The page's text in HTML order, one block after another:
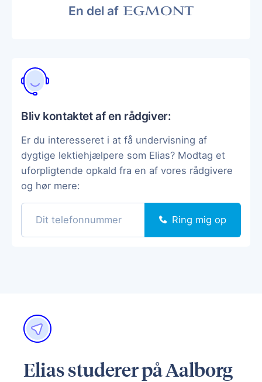
En del af
Bliv kontaktet af en rådgiver:
Er du interesseret i at få undervisning af
dygtige lektiehjælpere som Elias? Modtag et
uforpligtende opkald fra en af vores rådgivere
og hør mere:
Ring mig op
Elias studerer på Aalborg